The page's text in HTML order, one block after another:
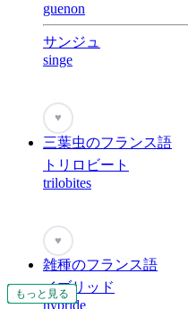
もっと見る
もっと見る
もっと見る
もっと見る
もっと見る
もっと見る
もっと見る
もっと見る
もっと見る
もっと見る
もっと見る
もっと見る
もっと見る
もっと見る
もっと見る
もっと見る
もっと見る
もっと見る
もっと見る
もっと見る
もっと見る
もっと見る
もっと見る
もっと見る
もっと見る
もっと見る
もっと見る
もっと見る
もっと見る
もっと見る
guenon
サンジュ
singe
♥
三葉虫のフランス語
トリロビート
trilobites
♥
雑種のフランス語
イブリッド
hybride
もっと見る
もっと見る
もっと見る
もっと見る
もっと見る
もっと見る
もっと見る
もっと見る
もっと見る
もっと見る
もっと見る
もっと見る
もっと見る
もっと見る
もっと見る
もっと見る
もっと見る
もっと見る
もっと見る
もっと見る
もっと見る
もっと見る